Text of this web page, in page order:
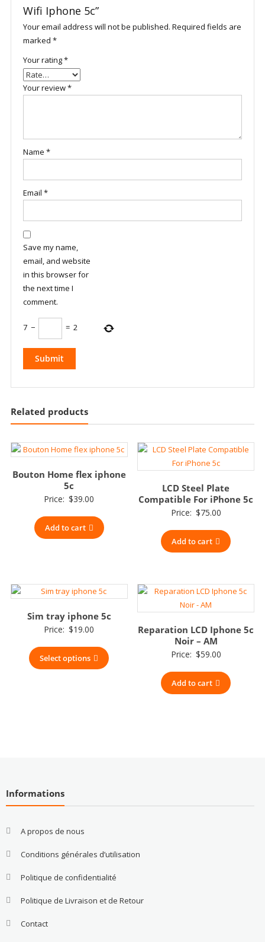
Wifi Iphone 5c”
Your email address will not be published. Required fields are
marked *
Your rating*
Your review*
Name *
Email *
Save my name,
email, and website
in this browser for
the next time I
comment.
7 − = 2
Related products
Bouton Home flex iphone
5c
Price: $39.00
Add to cart
LCD Steel Plate
Compatible For iPhone 5c
Price: $75.00
Add to cart
Sim tray iphone 5c
Price: $19.00
Select options
Reparation LCD Iphone 5c
Noir – AM
Price: $59.00
Add to cart
Informations
A propos de nous
Conditions générales d’utilisation
Politique de confidentialité
Politique de Livraison et de Retour
Contact